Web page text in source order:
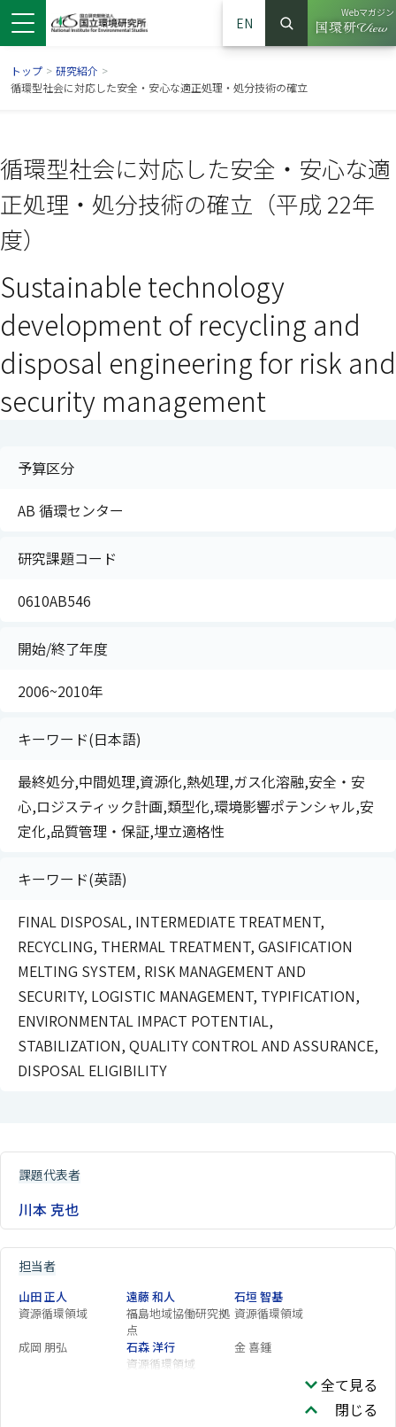
ウで開きます）
ンドウで開きます）
ウインドウで開きます）
EN
サイト内検索
検索
Webマガジン
（別ウイ
トップ > 研究紹介 >
循環型社会に対応した安全・安心な適正処理・処分技術の確立
循環型社会に対応した安全・安心な適
正処理・処分技術の確立（平成 22年
度）
Sustainable technology
development of recycling and
disposal engineering for risk and
security management
予算区分
AB 循環センター
研究課題コード
0610AB546
開始/終了年度
2006~2010年
キーワード(日本語)
最終処分,中間処理,資源化,熱処理,ガス化溶融,安全・安
心,ロジスティック計画,類型化,環境影響ポテンシャル,安
定化,品質管理・保証,埋立適格性
キーワード(英語)
FINAL DISPOSAL, INTERMEDIATE TREATMENT,
RECYCLING, THERMAL TREATMENT, GASIFICATION
MELTING SYSTEM, RISK MANAGEMENT AND
SECURITY, LOGISTIC MANAGEMENT, TYPIFICATION,
ENVIRONMENTAL IMPACT POTENTIAL,
STABILIZATION, QUALITY CONTROL AND ASSURANCE,
DISPOSAL ELIGIBILITY
課題代表者
川本 克也
担当者
山田 正人
資源循環領域
遠藤 和人
福島地域協働研究拠
点
石垣 智基
資源循環領域
成岡 朋弘
石森 洋行
資源循環領域
金 喜鍾
全て見る
閉じる